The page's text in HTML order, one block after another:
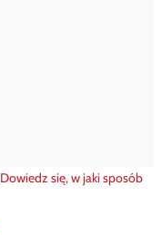
Dowiedz się, w jaki sposób